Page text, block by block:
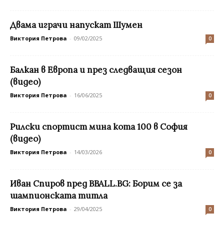
Двама играчи напускат Шумен
Виктория Петрова - 09/02/2025 0
Балкан в Европа и през следващия сезон
(видео)
Виктория Петрова - 16/06/2025 0
Рилски спортист мина кота 100 в София
(видео)
Виктория Петрова - 14/03/2026 0
Иван Спиров пред BBALL.BG: Борим се за
шампионската титла
Виктория Петрова - 29/04/2025 0